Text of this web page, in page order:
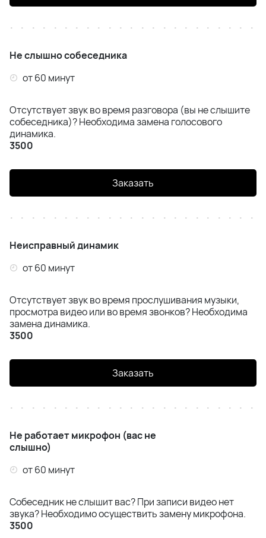
Не слышно собеседника
от 60 минут
Отсутствует звук во время разговора (вы не слышите
собеседника)? Необходима замена голосового
динамика.
3500
Заказать
Неисправный динамик
от 60 минут
Отсутствует звук во время прослушивания музыки,
просмотра видео или во время звонков? Необходима
замена динамика.
3500
Заказать
Не работает микрофон (вас не
слышно)
от 60 минут
Собеседник не слышит вас? При записи видео нет
звука? Необходимо осуществить замену микрофона.
3500